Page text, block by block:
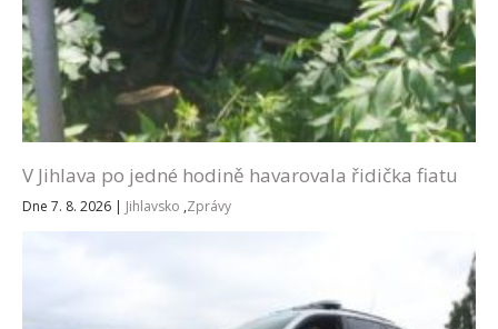
V Jihlava po jedné hodině havarovala řidička fiatu
Dne 7. 8. 2026 | Jihlavsko ,Zprávy